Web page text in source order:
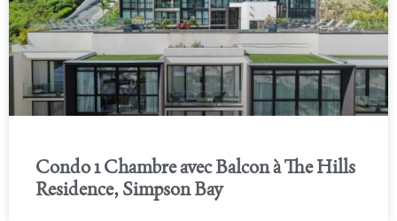
Condo 1 Chambre avec Balcon à The Hills
Residence, Simpson Bay